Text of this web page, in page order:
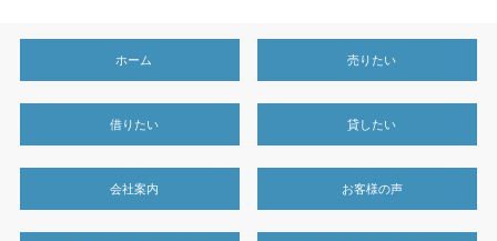
ホーム 売りたい
借りたい 貸したい
会社案内 お客様の声